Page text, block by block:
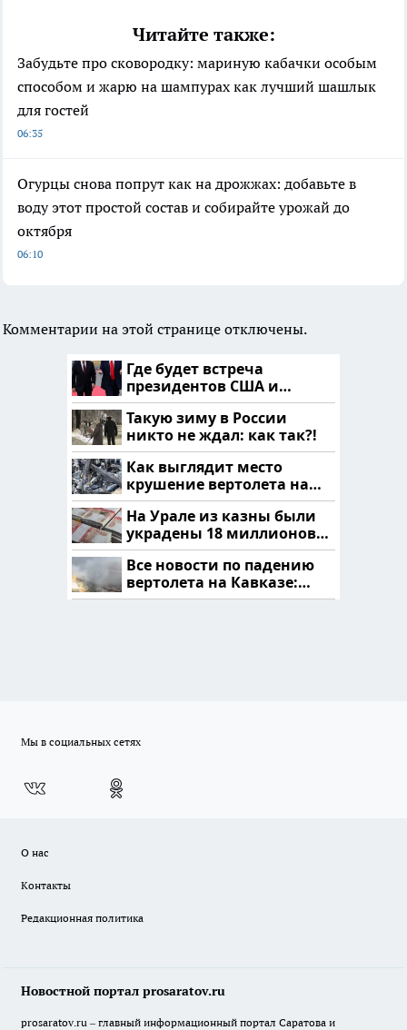
Читайте также:
Забудьте про сковородку: мариную кабачки особым
способом и жарю на шампурах как лучший шашлык
для гостей
06:35
Огурцы снова попрут как на дрожжах: добавьте в
воду этот простой состав и собирайте урожай до
октября
06:10
Комментарии на этой странице отключены.
Где будет встреча
президентов США и
России: Европа?
Такую зиму в России
никто не ждал: как так?!
Как выглядит место
крушение вертолета на
Кавказе: смотреть
На Урале из казны были
украдены 18 миллионов
рублей
Все новости по падению
вертолета на Кавказе:
читать здесь
Мы в социальных сетях
О нас
Контакты
Редакционная политика
Новостной портал prosaratov.ru
prosaratov.ru – главный информационный портал Саратова и